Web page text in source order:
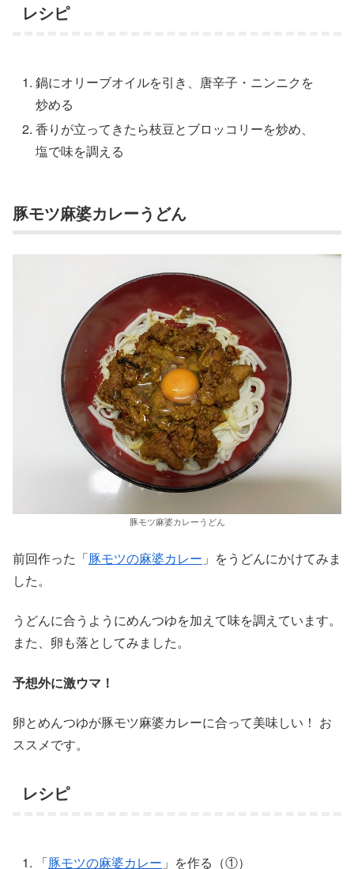
レシピ
鍋にオリーブオイルを引き、唐辛子・ニンニクを
炒める
香りが立ってきたら枝豆とブロッコリーを炒め、
塩で味を調える
豚モツ麻婆カレーうどん
豚モツ麻婆カレーうどん
前回作った「豚モツの麻婆カレー 」をうどんにかけてみま
した。
うどんに合うようにめんつゆを加えて味を調えています。
また、卵も落としてみました。
予想外に激ウマ！
卵とめんつゆが豚モツ麻婆カレーに合って美味しい！ お
ススメです。
レシピ
「豚モツの麻婆カレー 」を作る（①）